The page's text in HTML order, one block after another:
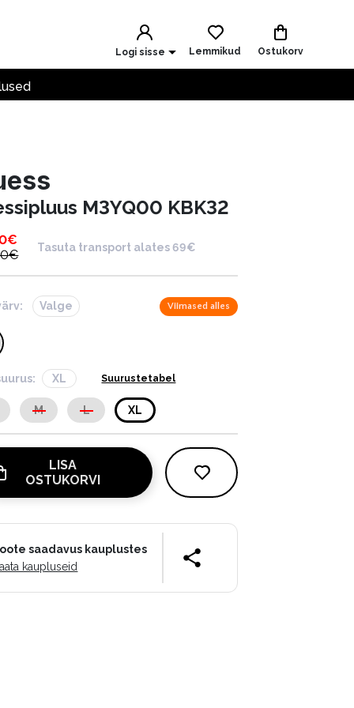
Logi sisse Lemmikud Ostukorv
M3YQ00 KBK32
€
€
Tasuta transport alates 69€
Valge Viimased alles
XL Suurustetabel
M L XL
LISA
OSTUKORVI
saadavus kauplustes
kaupluseid